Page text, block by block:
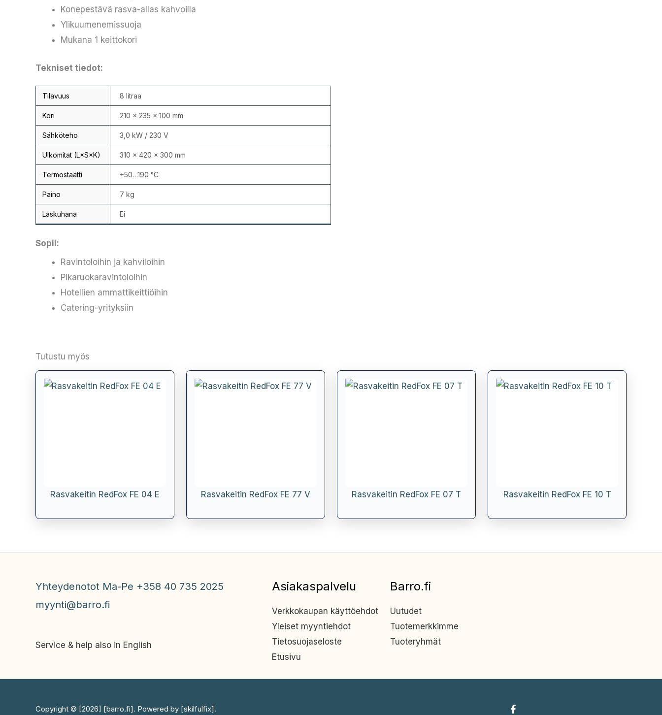
Konepestävä rasva-allas kahvoilla
Ylikuumenemissuoja
Mukana 1 keittokori
Tekniset tiedot:
Tilavuus 8 litraa
Kori 210 × 235 × 100 mm
Sähköteho 3,0 kW / 230 V
Ulkomitat (L×S×K) 310 × 420 × 300 mm
Termostaatti +50…190 °C
Paino 7 kg
Laskuhana Ei
Sopii:
Ravintoloihin ja kahviloihin
Pikaruokaravintoloihin
Hotellien ammattikeittiöihin
Catering-yrityksiin
Tutustu myös
Rasvakeitin RedFox FE 04 E Rasvakeitin RedFox FE 77 V Rasvakeitin RedFox FE 07 T Rasvakeitin RedFox FE 10 T
Yhteydenotot Ma-Pe +358 40 735 2025
myynti@barro.fi
Service & help also in English
Asiakaspalvelu
Verkkokaupan käyttöehdot
Yleiset myyntiehdot
Tietosuojaseloste
Etusivu
Barro.fi
Uutudet
Tuotemerkkimme
Tuoteryhmät
Copyright © [2026] [barro.fi]. Powered by [skilfulfix].